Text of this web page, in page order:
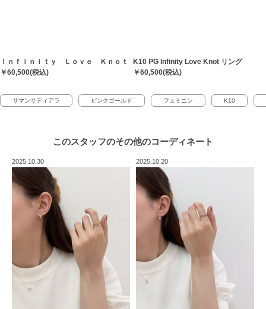
Ｉｎｆｉｎｉｔｙ Ｌｏｖｅ Ｋｎｏｔ
￥60,500(税込)
K10 PG Infinity Love Knot リング
￥60,500(税込)
サマンサティアラ ピンクゴールド フェミニン K10
このスタッフのその他のコーディネート
2025.10.30 2025.10.20